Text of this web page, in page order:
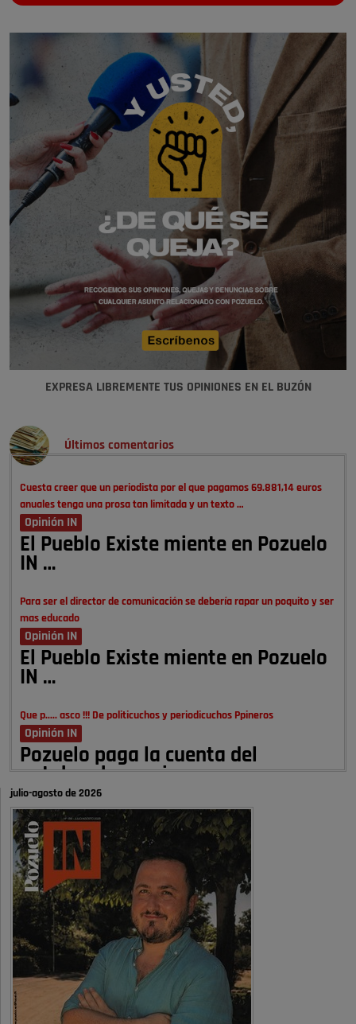
EXPRESA LIBREMENTE TUS OPINIONES EN EL BUZÓN
Últimos comentarios
Cuesta creer que un periodista por el que pagamos 69.881,14 euros
anuales tenga una prosa tan limitada y un texto …
Opinión IN
El Pueblo Existe miente en Pozuelo
IN …
Para ser el director de comunicación se debería rapar un poquito y ser
mas educado
Opinión IN
El Pueblo Existe miente en Pozuelo
IN …
Que p..... asco !!! De politicuchos y periodicuchos Ppineros
Opinión IN
Pozuelo paga la cuenta del
autobombo: casi …
Señora Alcaldesa Ud no ha vivido nunca en Pozuelo , pero yo si desde
hace más de 60 años , …
Pozuelo de Alarcón
Quejas por el deterioro de la
limpieza …
A ver si es posible que haya vivienda para familias con hijos y no
solamente jóvenes que no es tan …
Pozuelo de Alarcón
Pozuelo desbloquea
definitivamente Huerta Grande: las
julio-agosto de 2026